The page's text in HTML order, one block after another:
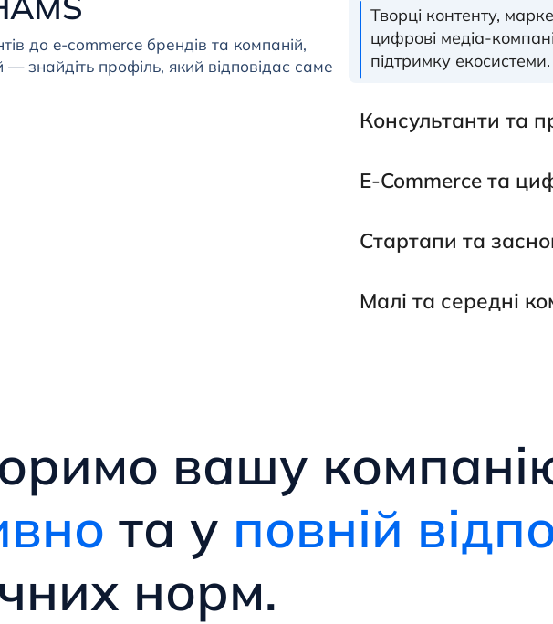
до e-commerce брендів та компаній,
знайдіть профіль, який відповідає саме
Творці контенту,
цифрові медіа-
підтримку екосистеми.
Консультанти та
E-Commerce та
Стартапи та
Малі та середні
вашу
та у повній
норм.